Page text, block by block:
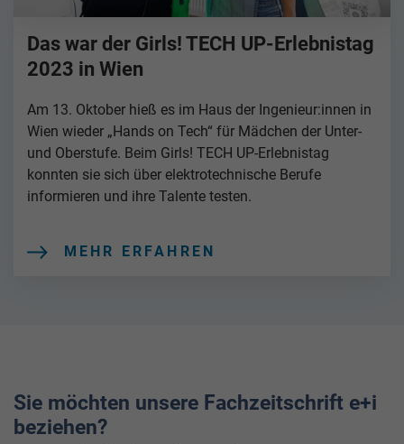
Das war der Girls! TECH UP-Erlebnistag
2023 in Wien
Am 13. Oktober hieß es im Haus der Ingenieur:innen in
Wien wieder „Hands on Tech“ für Mädchen der Unter-
und Oberstufe. Beim Girls! TECH UP-Erlebnistag
konnten sie sich über elektrotechnische Berufe
informieren und ihre Talente testen.
MEHR ERFAHREN
Sie möchten unsere Fachzeitschrift e+i
beziehen?